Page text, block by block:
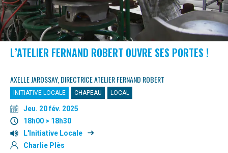
L’ATELIER FERNAND ROBERT OUVRE SES PORTES !
AXELLE JAROSSAY, DIRECTRICE ATELIER FERNAND ROBERT
INITIATIVE LOCALE CHAPEAU LOCAL
Jeu. 20 fév. 2025
18h00 > 18h30
L'Initiative Locale
Charlie Plès